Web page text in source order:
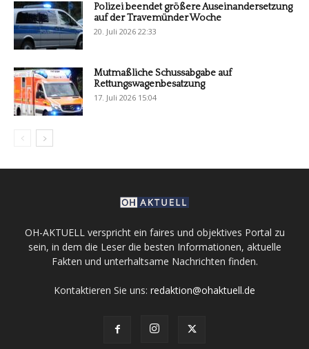
Polizei beendet größere Auseinandersetzung
auf der Travemünder Woche
20. Juli 2026 22:33
Mutmaßliche Schussabgabe auf
Rettungswagenbesatzung
17. Juli 2026 15:04
OH-AKTUELL verspricht ein faires und objektives Portal zu
sein, in dem die Leser die besten Informationen, aktuelle
Fakten und unterhaltsame Nachrichten finden.
Kontaktieren Sie uns: redaktion@ohaktuell.de